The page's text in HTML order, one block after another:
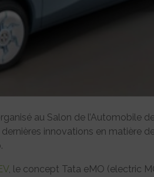
au Salon de l’Automobile
innovations en matière
, le concept Tata eMO (electric